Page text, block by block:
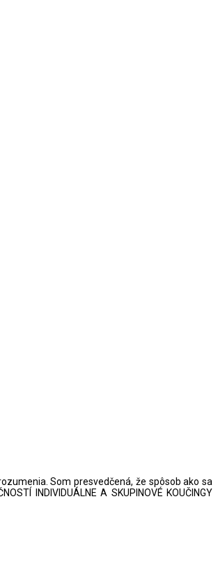
Som presvedčená, že spôsob ako sa
INDIVIDUÁLNE A SKUPINOVÉ KOUČINGY